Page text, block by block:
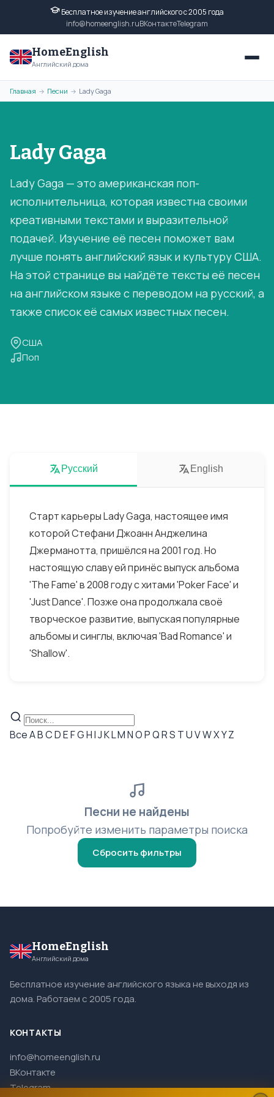
Бесплатное изучение английского с 2005 года
info@homeenglish.ruВКонтактеTelegram
HomeEnglish
Английский дома
Главная → Песни → Lady Gaga
Lady Gaga
Lady Gaga — это американская поп-
исполнительница, которая известна своими
креативными текстами и выразительной
подачей. Изучение её песен поможет вам
лучше понять английский язык и культуру США.
На этой странице вы найдёте тексты её песен
на английском языке с переводом на русский, а
также список её самых известных песен.
США
Поп
Русский English
Старт карьеры Lady Gaga, настоящее имя
которой Стефани Джоанн Анджелина
Джерманотта, пришёлся на 2001 год. Но
настоящую славу ей принёс выпуск альбома
'The Fame' в 2008 году с хитами 'Poker Face' и
'Just Dance'. Позже она продолжала своё
творческое развитие, выпуская популярные
альбомы и синглы, включая 'Bad Romance' и
'Shallow'.
ВсеABCDEFGHIJKLMNOPQRS TUVWXYZ
Песни не найдены
Попробуйте изменить параметры поиска
Сбросить фильтры
HomeEnglish
Английский дома
Бесплатное изучение английского языка не выходя из
дома. Работаем с 2005 года.
КОНТАКТЫ
info@homeenglish.ru
ВКонтакте
Telegram